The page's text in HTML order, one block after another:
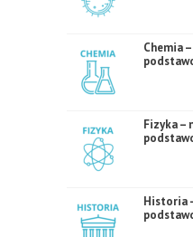
Chemia
Fizyka –
Historia